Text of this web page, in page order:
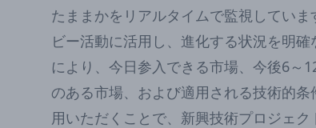
たままかをリアルタイムで監視してい
ビー活動に活用し、進化する状況を明
により、今日参入できる市場、今後6～
のある市場、および適用される技術的
用いただくことで、新興技術プロジェ